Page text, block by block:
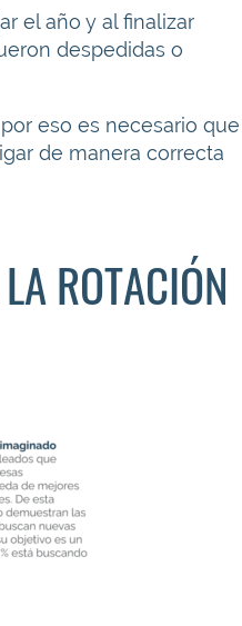
el año y al finalizar
despedidas o
eso es necesario que
de manera correcta
ROTACIÓN